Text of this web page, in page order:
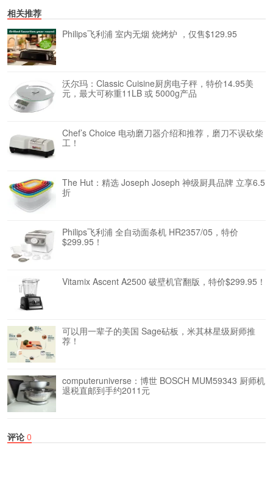
相关推荐
Philips飞利浦 室内无烟 烧烤炉 ，仅售$129.95
沃尔玛：Classic Cuisine厨房电子秤，特价14.95美
元，最大可称重11LB 或 5000g产品
Chef’s Choice 电动磨刀器介绍和推荐，磨刀不误砍柴
工！
The Hut：精选 Joseph Joseph 神级厨具品牌 立享6.5
折
Philips飞利浦 全自动面条机 HR2357/05，特价
$299.95！
Vitamix Ascent A2500 破壁机官翻版，特价$299.95！
可以用一辈子的美国 Sage砧板，米其林星级厨师推
荐！
computeruniverse：博世 BOSCH MUM59343 厨师机
退税直邮到手约2011元
评论 0